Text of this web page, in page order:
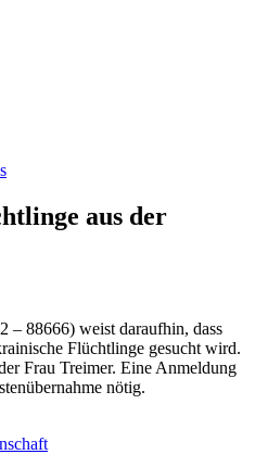
aus der
– 88666) weist daraufhin, dass
Flüchtlinge gesucht wird.
Frau Treimer. Eine Anmeldung
nötig.